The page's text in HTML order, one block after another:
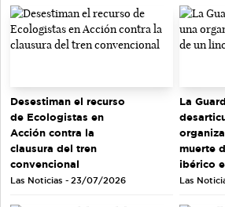
Desestiman el recurso
de Ecologistas en
Acción contra la
clausura del tren
convencional
Las Noticias - 23/07/2026
La
muerte
ibérico
Las